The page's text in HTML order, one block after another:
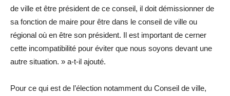
de ville et être président de ce conseil, il doit démissionner de
sa fonction de maire pour être dans le conseil de ville ou
régional où en être son président. Il est important de cerner
cette incompatibilité pour éviter que nous soyons devant une
autre situation. » a-t-il ajouté.
Pour ce qui est de l’élection notamment du Conseil de ville,